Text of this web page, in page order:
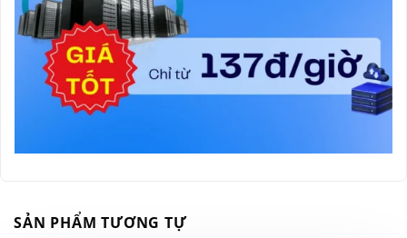
SẢN PHẨM TƯƠNG TỰ